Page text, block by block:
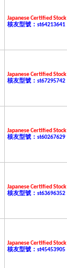
Japanese Certified Stock
核友型號：st64213641
Japanese Certified Stock
核友型號：st67295742
Japanese Certified Stock
核友型號：st60267629
Japanese Certified Stock
核友型號：st63696352
Japanese Certified Stock
核友型號：st45453905